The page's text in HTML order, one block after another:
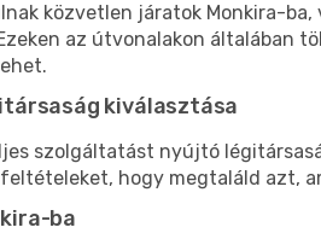
közvetlen járatok Monkira-
az útvonalakon általában
kiválasztása
szolgáltatást nyújtó
hogy megtaláld azt,
ba